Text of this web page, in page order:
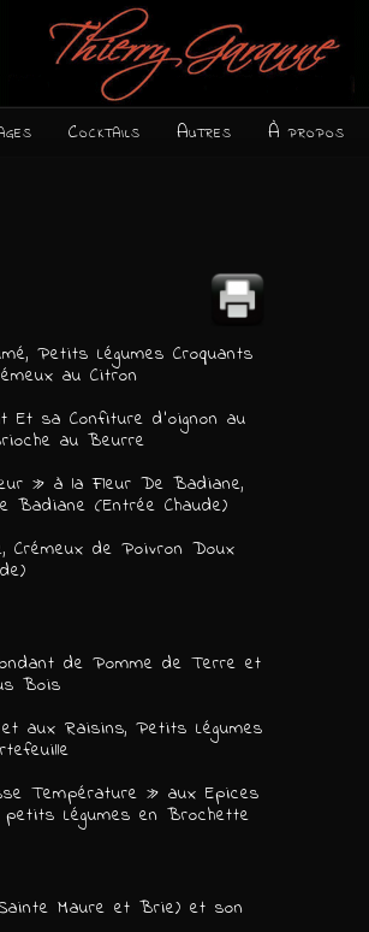
Cocktails Autres À propos
Petits Légumes Croquants
au Citron
sa Confiture d’oignon au
au Beurre
» à la Fleur De Badiane,
Badiane (Entrée Chaude)
Crémeux de Poivron Doux
de Pomme de Terre et
Bois
aux Raisins, Petits Légumes
Température » aux Epices
Légumes en Brochette
Maure et Brie) et son